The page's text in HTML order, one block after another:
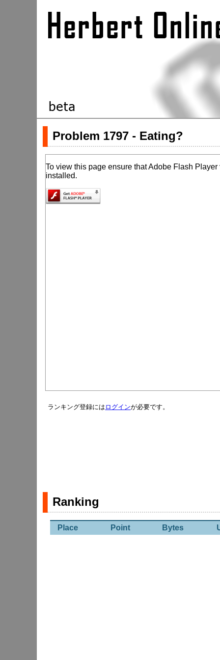
Problem 1797 - Eating?
To view this page ensure that Adobe Flash
installed.
ランキング登録には ログインが必要です。
Ranking
Place Point Bytes